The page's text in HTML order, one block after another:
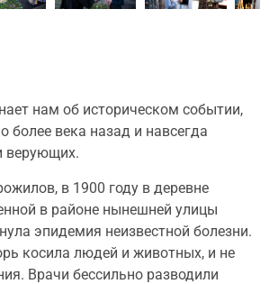
нам об историческом событии,
более века назад и навсегда
верующих.
в 1900 году в деревне
в районе нынешней улицы
эпидемия неизвестной болезни.
косила людей и животных, и не
Врачи бессильно разводили